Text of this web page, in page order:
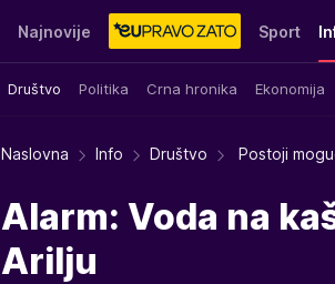
Najnovije Sport
Društvo Politika Crna hronika Ekonomija
Stvar ukusa Yumama
Naslovna Info Društvo Postoji
Alarm: Voda na
Arilju